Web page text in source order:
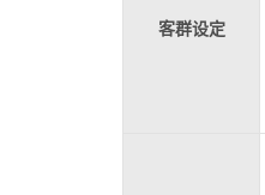
客群设定